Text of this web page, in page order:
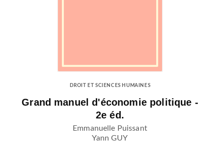
DROIT ET SCIENCES HUMAINES
Grand manuel d'économie politique -
2e éd.
Emmanuelle Puissant
Yann GUY